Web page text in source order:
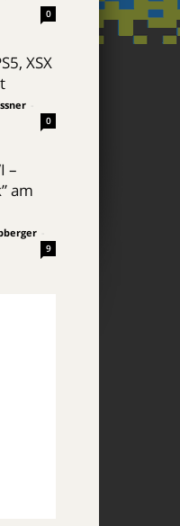
0
XSX
0
–
am
9